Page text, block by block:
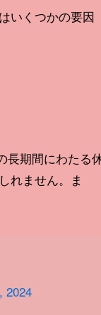
いくつかの要因
長期間にわたる
れません。ま
2024